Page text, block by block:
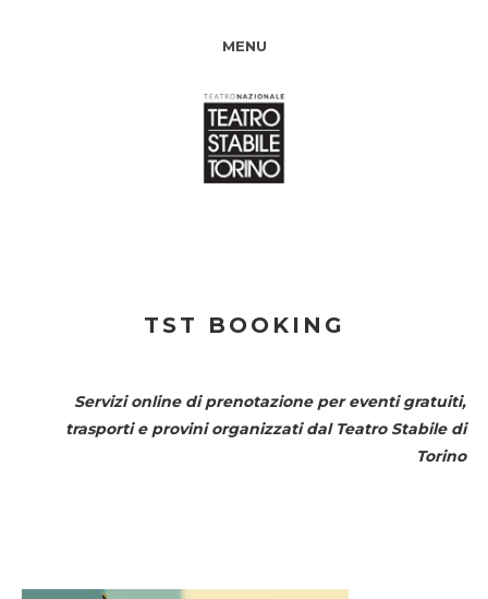
MENU
TST BOOKING
Servizi online di prenotazione per eventi gratuiti,
trasporti e provini organizzati dal Teatro Stabile di
Torino